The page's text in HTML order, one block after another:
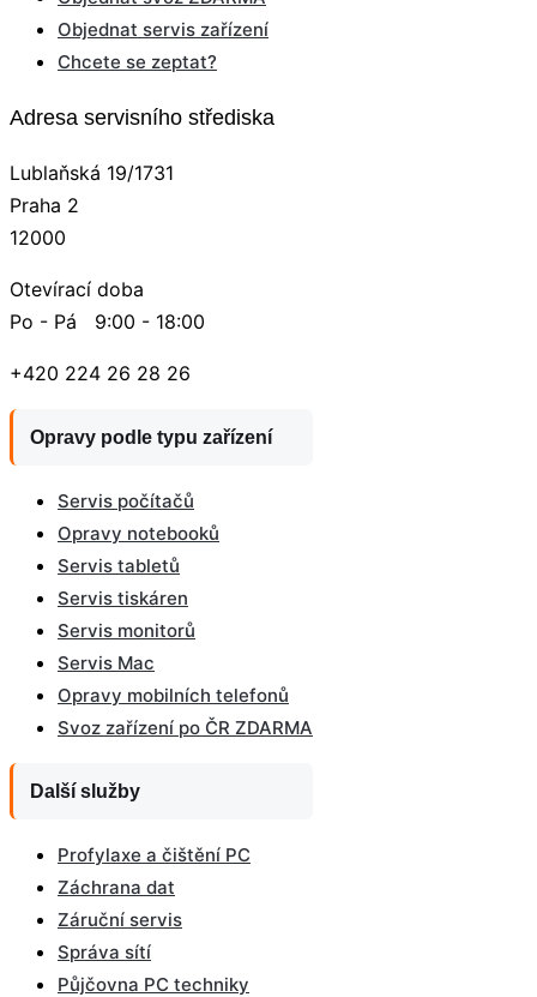
Objednat servis zařízení
Chcete se zeptat?
Adresa servisního střediska
Lublaňská 19/1731
Praha 2
12000
Otevírací doba
Po - Pá 9:00 - 18:00
+420 224 26 28 26
Opravy podle typu zařízení
Servis počítačů
Opravy notebooků
Servis tabletů
Servis tiskáren
Servis monitorů
Servis Mac
Opravy mobilních telefonů
Svoz zařízení po ČR ZDARMA
Další služby
Profylaxe a čištění PC
Záchrana dat
Záruční servis
Správa sítí
Půjčovna PC techniky